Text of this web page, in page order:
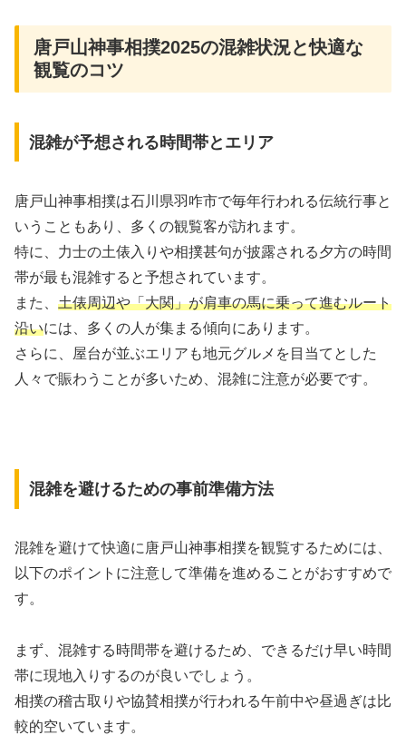
唐戸山神事相撲2025の混雑状況と快適な
観覧のコツ
混雑が予想される時間帯とエリア
唐戸山神事相撲は石川県羽咋市で毎年行われる伝統行事と
いうこともあり、多くの観覧客が訪れます。
特に、力士の土俵入りや相撲甚句が披露される夕方の時間
帯が最も混雑すると予想されています。
また、 土俵周辺や「大関」が肩車の馬に乗って進むルート
沿いには、多くの人が集まる傾向にあります。
さらに、屋台が並ぶエリアも地元グルメを目当てとした
人々で賑わうことが多いため、混雑に注意が必要です。
混雑を避けるための事前準備方法
混雑を避けて快適に唐戸山神事相撲を観覧するためには、
以下のポイントに注意して準備を進めることがおすすめで
す。
まず、混雑する時間帯を避けるため、できるだけ早い時間
帯に現地入りするのが良いでしょう。
相撲の稽古取りや協賛相撲が行われる午前中や昼過ぎは比
較的空いています。